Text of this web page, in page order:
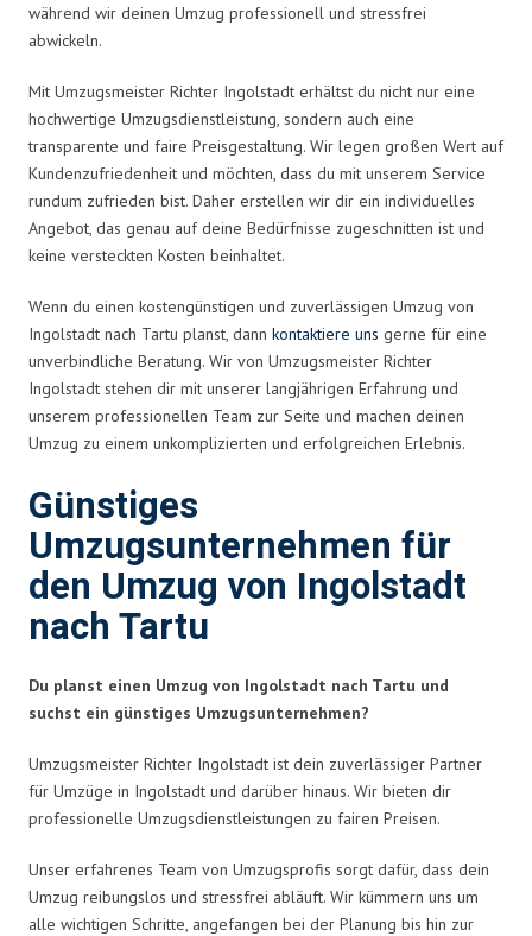
während wir deinen Umzug professionell und stressfrei
abwickeln.
Mit Umzugsmeister Richter Ingolstadt erhältst du nicht nur eine
hochwertige Umzugsdienstleistung, sondern auch eine
transparente und faire Preisgestaltung. Wir legen großen Wert auf
Kundenzufriedenheit und möchten, dass du mit unserem Service
rundum zufrieden bist. Daher erstellen wir dir ein individuelles
Angebot, das genau auf deine Bedürfnisse zugeschnitten ist und
keine versteckten Kosten beinhaltet.
Wenn du einen kostengünstigen und zuverlässigen Umzug von
Ingolstadt nach Tartu planst, dann kontaktiere uns gerne für eine
unverbindliche Beratung. Wir von Umzugsmeister Richter
Ingolstadt stehen dir mit unserer langjährigen Erfahrung und
unserem professionellen Team zur Seite und machen deinen
Umzug zu einem unkomplizierten und erfolgreichen Erlebnis.
Günstiges
Umzugsunternehmen für
den Umzug von Ingolstadt
nach Tartu
Du planst einen Umzug von Ingolstadt nach Tartu und
suchst ein günstiges Umzugsunternehmen?
Umzugsmeister Richter Ingolstadt ist dein zuverlässiger Partner
für Umzüge in Ingolstadt und darüber hinaus. Wir bieten dir
professionelle Umzugsdienstleistungen zu fairen Preisen.
Unser erfahrenes Team von Umzugsprofis sorgt dafür, dass dein
Umzug reibungslos und stressfrei abläuft. Wir kümmern uns um
alle wichtigen Schritte, angefangen bei der Planung bis hin zur